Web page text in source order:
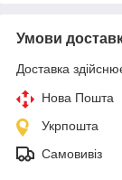
Умови
Доставка
Нова Пошта
Укрпошта
Самовивіз